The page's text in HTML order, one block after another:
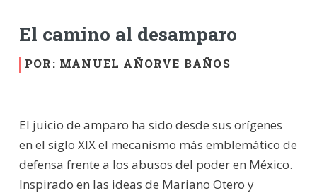
El camino al desamparo
POR: MANUEL AÑORVE BAÑOS
El juicio de amparo ha sido desde sus orígenes
en el siglo XIX el mecanismo más emblemático de
defensa frente a los abusos del poder en México.
Inspirado en las ideas de Mariano Otero y